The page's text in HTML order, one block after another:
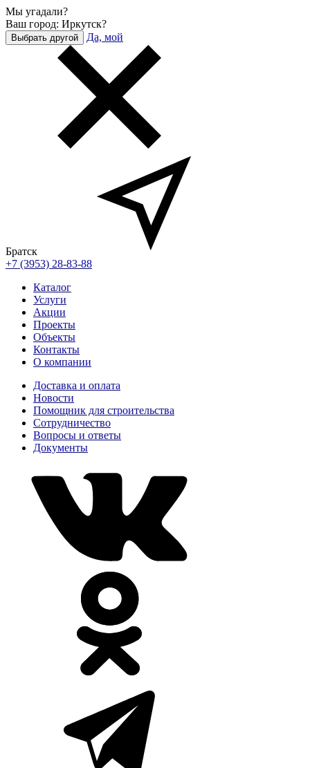
Мы угадали?
Ваш город: Иркутск?
Выбрать другой Да, мой
Братск
+7 (3953) 28-83-88
Каталог
Услуги
Акции
Проекты
Объекты
Контакты
О компании
Доставка и оплата
Новости
Помощник для строительства
Сотрудничество
Вопросы и ответы
Документы